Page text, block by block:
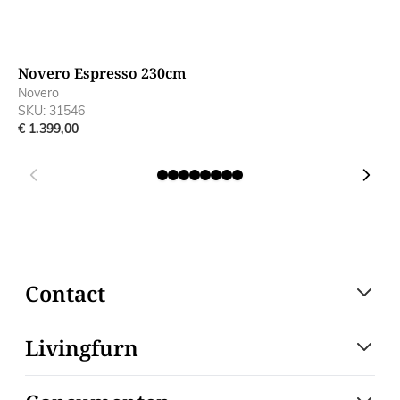
Novero Espresso 230cm
Novero
SKU: 31546
€ 1.399,00
Contact
Livingfurn